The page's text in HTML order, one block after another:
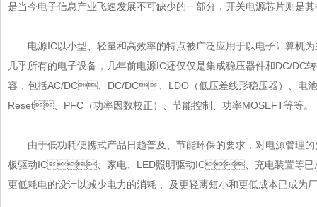
是当今电子信息产业飞速发展不可缺少的一部分，开关电源芯片则是
电源IC以小型、轻量和高效率的特点被广泛应用于以电子计算机为
几乎所有的电子设备，几年前电源IC还仅仅是集成稳压器件和DC/DC转
容，包括AC/DC、DC/DC、LDO（低压差线形稳压器）、电池充
Reset、PFC（功率因数校正）、节能控制、功率MOSEFT等等。
由于低功耗便携式产品日趋普及、节能环保的要求，对电源管理的要
板驱动IC、家电、LED照明驱动IC、充电装置等已成
更低耗电的设计以减少电力的消耗， 及更轻薄短小和更低成本已成为厂